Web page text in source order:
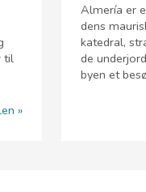
til
Almería er
dens
katedral,
de
byen et